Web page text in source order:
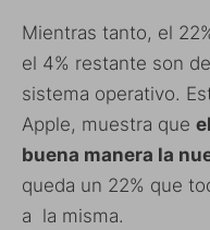
Mientras tanto, el
el 4% restante son
sistema operativo.
Apple, muestra que
buena manera la
queda un 22% que
a la misma.